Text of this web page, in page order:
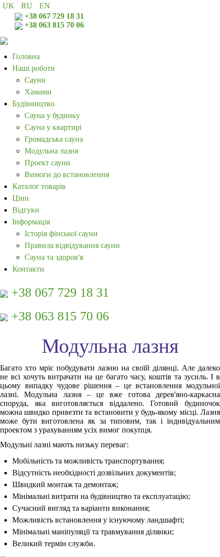
UK RU
EN
+38 067 729 18 31
+38 063 815 70 06
Головна
Наші роботи
Сауни
Хамами
Будівництво
Сауна у будинку
Сауна у квартирі
Громадська сауна
Модульна лазня
Проект сауни
Вимоги до встановлення
Каталог товарів
Ціни
Відгуки
Інформація
Історія фінської сауни
Правила відвідування сауни
Сауна та здоров'я
Контакти
+38 067 729 18 31
+38 063 815 70 06
Модульна лазня
Багато хто мріє побудувати лазню на своїй ділянці. Але далеко
не всі хочуть витрачати на це багато часу, коштів та зусиль. І в
цьому випадку чудове рішення – це встановлення модульної
лазні. Модульна лазня – це вже готова дерев'яно-каркасна
споруда, яка виготовляється віддалено. Готовий будиночок
можна швидко привезти та встановити у будь-якому місці. Лазня
може бути виготовлена ​​як за типовим, так і індивідуальним
проектом з урахуванням усіх вимог покупця.
Модульні лазні мають низьку переваг:
Мобільність та можливість транспортування;
Відсутність необхідності дозвільних документів;
Швидкий монтаж та демонтаж;
Мінімальні витрати на будівництво та експлуатацію;
Сучасний вигляд та варіанти виконання;
Можливість встановлення у існуючому ландшафті;
Мінімальні маніпуляції та травмування ділянки;
Великий термін служби.